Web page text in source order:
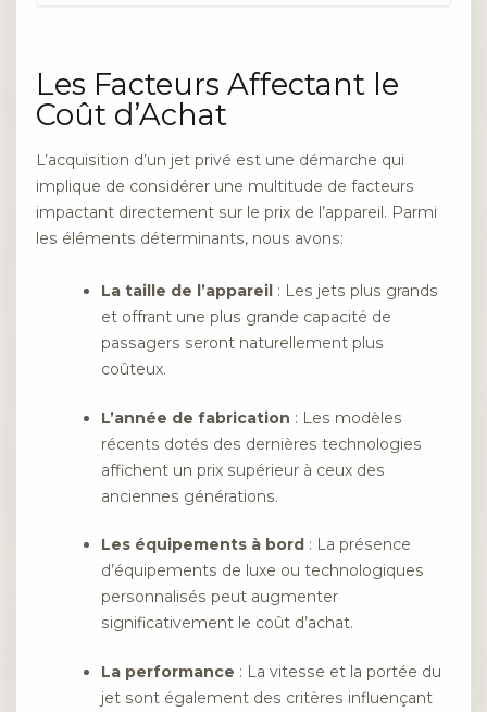
Les Facteurs Affectant le
Coût d’Achat
L’acquisition d’un jet privé est une démarche qui
implique de considérer une multitude de facteurs
impactant directement sur le prix de l’appareil. Parmi
les éléments déterminants, nous avons:
La taille de l’appareil : Les jets plus grands
et offrant une plus grande capacité de
passagers seront naturellement plus
coûteux.
L’année de fabrication : Les modèles
récents dotés des dernières technologies
affichent un prix supérieur à ceux des
anciennes générations.
Les équipements à bord : La présence
d’équipements de luxe ou technologiques
personnalisés peut augmenter
significativement le coût d’achat.
La performance : La vitesse et la portée du
jet sont également des critères influençant